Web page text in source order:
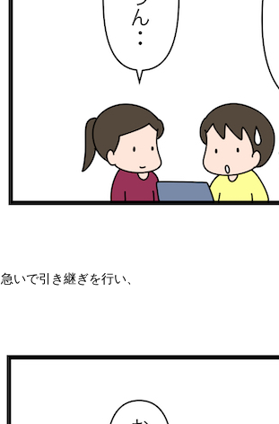
急いで引き継ぎを行い、